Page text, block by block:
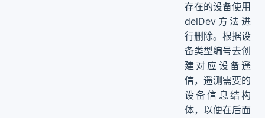
存在的设备使用
delDev方法进
行删除。根据设
备类型编号去创
建对应设备遥
信，遥测需要的
设备信息结构
体，以便在后面